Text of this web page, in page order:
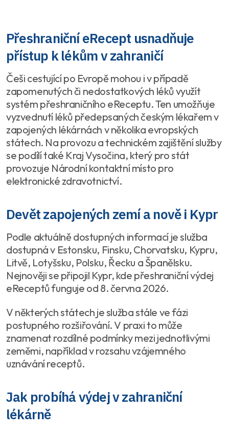
Přeshraniční eRecept usnadňuje
přístup k lékům v zahraničí
Češi cestující po Evropě mohou i v případě
zapomenutých či nedostatkových léků využít
systém přeshraničního eReceptu. Ten umožňuje
vyzvednutí léků předepsaných českým lékařem v
zapojených lékárnách v několika evropských
státech. Na provozu a technickém zajištění služby
se podílí také Kraj Vysočina, který pro stát
provozuje Národní kontaktní místo pro
elektronické zdravotnictví.
Devět zapojených zemí a nově i Kypr
Podle aktuálně dostupných informací je služba
dostupná v Estonsku, Finsku, Chorvatsku, Kypru,
Litvě, Lotyšsku, Polsku, Řecku a Španělsku.
Nejnověji se připojil Kypr, kde přeshraniční výdej
eReceptů funguje od 8. června 2026.
V některých státech je služba stále ve fázi
postupného rozšiřování. V praxi to může
znamenat rozdílné podmínky mezi jednotlivými
zeměmi, například v rozsahu vzájemného
uznávání receptů.
Jak probíhá výdej v zahraniční
lékárně